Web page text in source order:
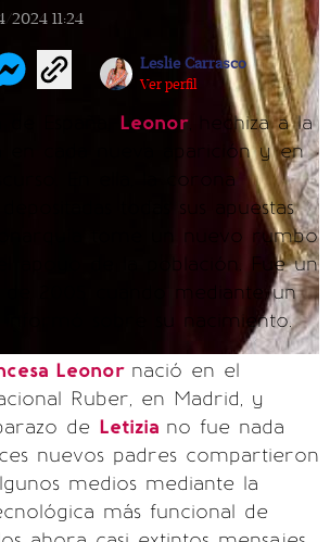
2024 11:24
Leslie Carrasco
Ver perfil
Leonor
hechiza a la
en cada nueva aparición y en
En ella, la corona
todas sus apuestas
tome un nuevo rumbo
apoyo de la población. Fue un
de 2005 cuando mediante un
informó sobre su nacimiento.
Leonor nació en el
Ruber, en Madrid, y
de Letizia no fue nada
nuevos padres compartieron
medios mediante la
más funcional de